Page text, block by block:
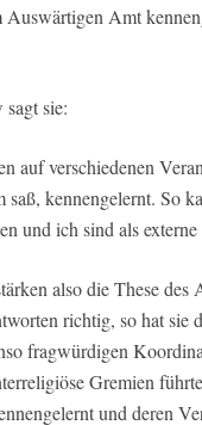
Amt
sie:
auf verschiedenen
saß, kennengelernt. So
und ich sind als
also die These des
richtig, so hat sie
fragwürdigen
Gremien
und deren